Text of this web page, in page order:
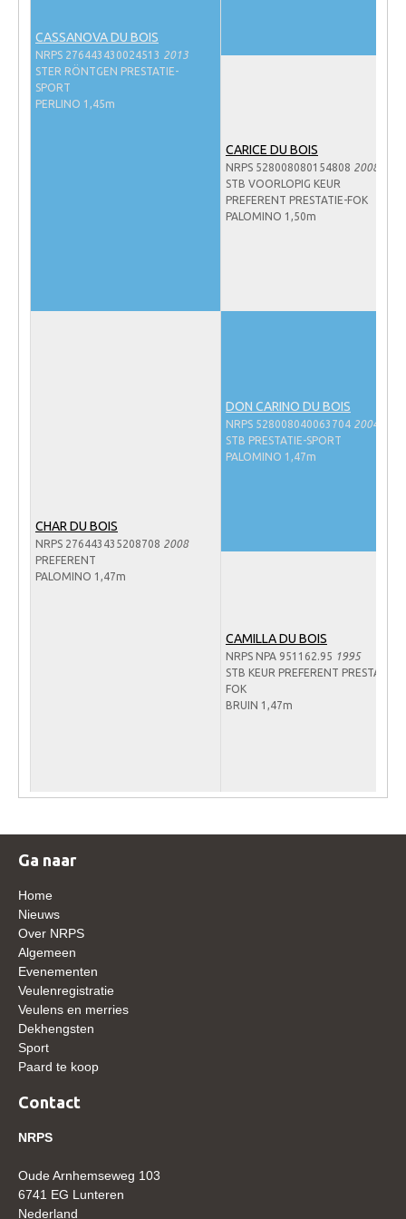
Hengstenkeuring
Nationale Keuring
Onze fokkerij
Fokkerij informatie
Informatie veulen registratie
Röntgenonderzoek
Dekhengsten
Hengstenselectie
Informatie Hengstenkeuring
AANMELDEN HENGSTENKEURING ONDER HET
ZADEL 2026
Verrichtingsonderzoek NRPS
Verrichtingsonderzoek 2022-2023
CASSANOVA DU BOIS
NRPS 276443430024513 2013
STER RÖNTGEN PRESTATIE-
SPORT
PERLINO 1,45m
CARICE DU BOIS
NRPS 528008080154808 2008
STB VOORLOPIG KEUR
PREFERENT PRESTATIE-FOK
PALOMINO 1,50m
CHAR DU BOIS
NRPS 276443435208708 2008
PREFERENT
PALOMINO 1,47m
DON CARINO DU BOIS
NRPS 528008040063704 2004
STB PRESTATIE-SPORT
PALOMINO 1,47m
CAMILLA DU BOIS
NRPS NPA 951162.95 1995
STB KEUR PREFERENT PRESTATIE-
FOK
BRUIN 1,47m
Ga naar
Home
Nieuws
Over NRPS
Algemeen
Evenementen
Veulenregistratie
Veulens en merries
Dekhengsten
Sport
Paard te koop
Contact
NRPS
Oude Arnhemseweg 103
6741 EG Lunteren
Nederland